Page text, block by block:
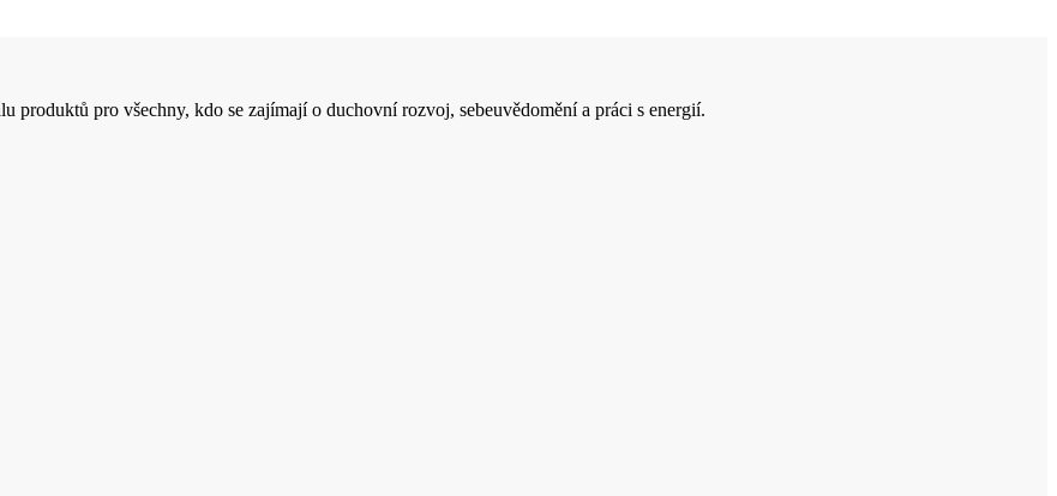
produktů pro všechny, kdo se zajímají o duchovní rozvoj, sebeuvědomění a práci s energií.